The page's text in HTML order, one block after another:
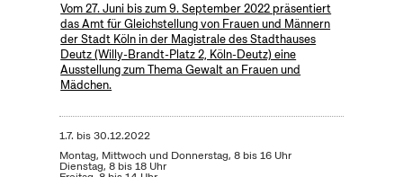
Vom 27. Juni bis zum 9. September 2022 präsentiert
das Amt für Gleichstellung von Frauen und Männern
der Stadt Köln in der Magistrale des Stadthauses
Deutz (Willy-Brandt-Platz 2, Köln-Deutz) eine
Ausstellung zum Thema Gewalt an Frauen und
Mädchen.
1.7. bis30.12.2022
Montag, Mittwoch und Donnerstag, 8 bis 16 Uhr
Dienstag, 8 bis 18 Uhr